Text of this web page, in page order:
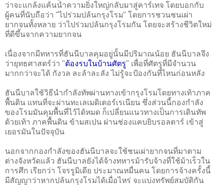
ว่าจะแกล้งแค้นนำความยิ่งใหญ่กลับมาสู่คาร์เทจ โดยบอกกับ
ผู้คนที่นับถือว่า "ไปร่วมปล้นกรุงโรม" โดยการชวนชนเผ่า
ยากจนทั้งหลาย ว่าไปร่วมปล้นกรุงโรมกัน โดยจะสร้างชีวิตใหม่
ที่ดีขึ้นจากความยากจน
เนื่องจากมีทหารที่ฮันนีบาลคุมอยู่นั้นมีปริมาณน้อย ฮันนีบาลจึง
ว่ายุทธศาสตร์ว่า "ต้องรบในบ้านศัตรู" เพื่อที่ศัตรูที่มีจำนวน
มากกว่าจะได้ กังวล ละล้าละลัง ไม่รู้จะป้องกันที่ไหนก่อนหลัง
ฮันนีบาลใช้วิธีนำกำลังทัพผ่านทางเข้ากรุงโรมโดยทางเท้าภาค
พื้นดิน แทนที่จะผ่านทะเลเมดิเตอร์เรเนียน ซึ่งส่วนนี้กองกำลัง
ของโรมมันคุมพื้นที่ไว้ได้หมด ก็เปลี่ยนแนวทางเป็นการเดินทัพ
ด้วยเท้า ภาคพื้นดิน ข้ามสเปน ผ่านช่องแคบยิบรอลตาร์ เข้าสู่
เยอรมันในปัจจุบัน
นอกจากกองกำลังของฮันนีบาลจะใช้ชนเผ่ายากจนที่มาตาม
ต่างจังหวัดแล้ว ฮันนีบาลยังได้จ้างทหารม้ารับจ้างที่ใช้ม้าเร็วใน
การศึก เรียกว่า โจรรูมิเดีย ประมาณหมื่นคน โดยการจ้างครั้งนี้
มีสัญญาว่าหากปล้นกรุงโรมได้เมื่อไหร่ จะแบ่งทรัพย์สมบัติกัน